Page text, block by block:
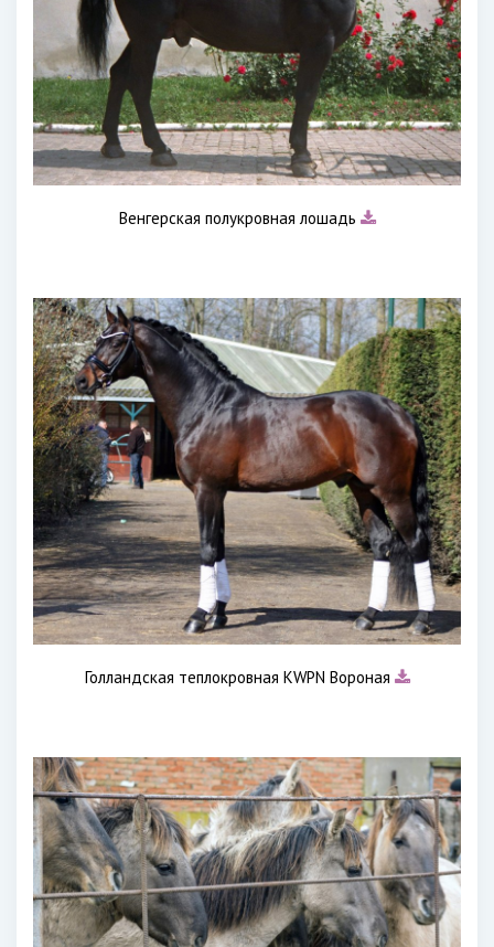
Венгерская полукровная лошадь
Голландская теплокровная KWPN Вороная